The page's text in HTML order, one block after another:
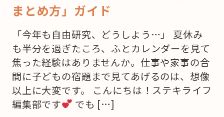
まとめ方」ガイド
「今年も自由研究、どうしよう…」 夏休み
も半分を過ぎたころ、ふとカレンダーを見て
焦った経験はありませんか。仕事や家事の合
間に子どもの宿題まで見てあげるのは、想像
以上に大変です。 こんにちは！ステキライフ
編集部です
でも […]